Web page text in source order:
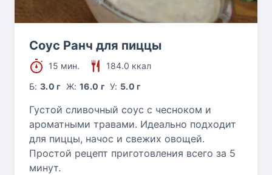
Соус Ранч для пиццы
15 мин.
184.0 ккал
Б:3.0 г Ж: 16.0 г У: 5.0 г
Густой сливочный соус с чесноком и
ароматными травами. Идеально подходит
для пиццы, начос и свежих овощей.
Простой рецепт приготовления всего за 5
минут.